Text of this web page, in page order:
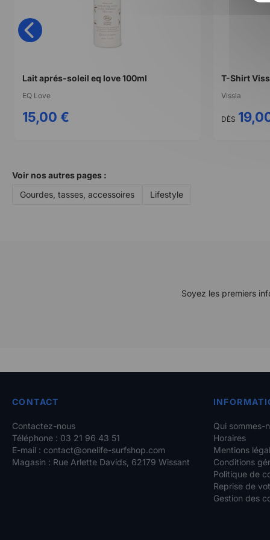
Lait aprés-soleil eq love 100ml
EQ Love
15,00 €
Vissla
DÈS
Voir nos autres pages :
Gourdes, tasses, accessoires
Lifestyle
Soyez les premiers
CONTACT
Contactez-nous
Téléphone : 03 21 96 43 51
E-mail : contact@onelife-surfshop.com
Magasin : Rue Arlette Davids, 62179 Wissant
Qui sommes-
Horaires
Mentions
Conditions
Politique de
Reprise de
Gestion des